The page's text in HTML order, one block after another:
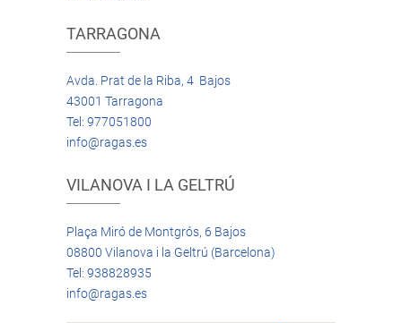
TARRAGONA
Avda. Prat de la Riba, 4 Bajos
43001 Tarragona
Tel: 977051800
info@ragas.es
VILANOVA I LA GELTRÚ
Plaça Miró de Montgrós, 6 Bajos
08800 Vilanova i la Geltrú (Barcelona)
Tel: 938828935
info@ragas.es